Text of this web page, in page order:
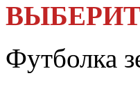
Футболка